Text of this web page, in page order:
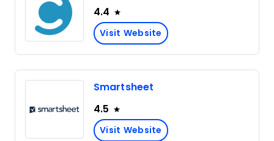
4.4
Visit Website
Smartsheet
4.5
Visit Website